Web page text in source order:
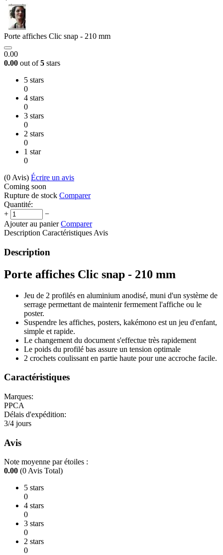
Porte affiches Clic snap - 210 mm
0.00
0.00 out of5 stars
5 stars
0
4 stars
0
3 stars
0
2 stars
0
1 star
0
(0 Avis) Écrire un avis
Coming soon
Rupture de stock Comparer
Quantité:
+
−
Ajouter au panier Comparer
Description Caractéristiques Avis
Description
Porte affiches Clic snap - 210 mm
Jeu de 2 profilés en aluminium anodisé, muni d'un système de
serrage permettant de maintenir fermement l'affiche ou le
poster.
Suspendre les affiches, posters, kakémono est un jeu d'enfant,
simple et rapide.
Le changement du document s'effectue très rapidement
Le poids du profilé bas assure un tension optimale
2 crochets coulissant en partie haute pour une accroche facile.
Caractéristiques
Marques:
PPCA
Délais d'expédition:
3/4 jours
Avis
Note moyenne par étoiles :
0.00 (0 Avis Total)
5 stars
0
4 stars
0
3 stars
0
2 stars
0